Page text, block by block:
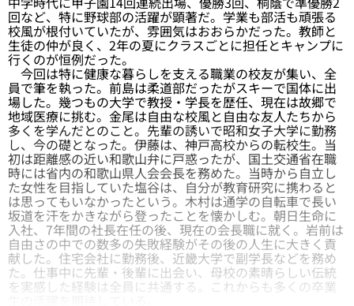
回など、特に野球部の活躍が顕著だ。学業も部活も頑張る
校風が根付いていたが、雰囲気はおおらかだった。教師と
生徒の仲が良く、2年の夏にクラスごとに担任とキャンプに
行くのが恒例だった。
今回は特に健康な暮らしを支える職業の校友が集い、全
員で筆を執った。前島は柔道部だったがスキーで国体に出
場した。幾つもの大学で教授・学長を歴任、現在は故郷で
地域医療に挑む。金尾は自由な校風と自由な友人たちから
多くを学んだとのこと。先輩の誘いで昭和女子大学に勤務
し、今の礎となった。伊藤は、神戸高校からの転校生。当
初は距離感の近い和歌山弁に戸惑ったが、国土交通省在職
時には省内の和歌山県人会会長を務めた。当時から自立し
た女性を目指していた塩谷は、自分が教育研究に携わると
は思ってもいなかったという。木村は通学の自転車で長い
坂道を汗をかきながら登ったことを懐かしむ。朝日生命に
入社、7年間の社長在任の後、現在の会長職に就く。岩前は
自由さの中での数多の失敗経験がその後の人生に大きく貢
献した。住宅会社に勤務後、近畿大学で副学長などを務め
た。仕事中に先輩・後輩に出会い、母校の素晴らしい伝統
を実感した経験は全員に共通する。これからも多くの卒業